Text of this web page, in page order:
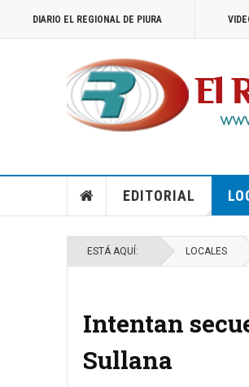
DIARIO EL REGIONAL DE PIURA
EDITORIAL
ESTÁ AQUÍ: LOCALES
Intentan
Sullana